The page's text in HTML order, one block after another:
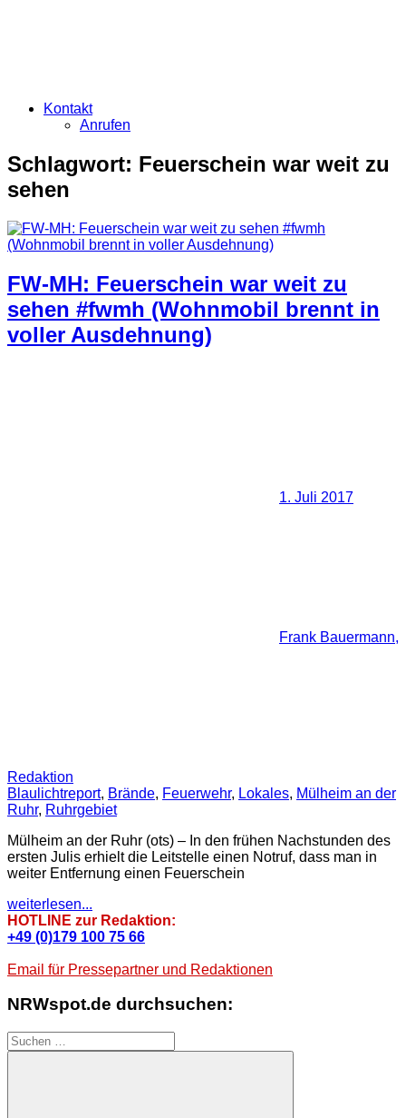
Kontakt
Anrufen
Schlagwort: Feuerschein war weit zu
sehen
FW-MH: Feuerschein war weit zu
sehen #fwmh (Wohnmobil brennt in
voller Ausdehnung)
1. Juli 2017
Frank Bauermann,
Redaktion
Blaulichtreport, Brände, Feuerwehr, Lokales, Mülheim an der
Ruhr, Ruhrgebiet
Mülheim an der Ruhr (ots) – In den frühen Nachstunden des
ersten Julis erhielt die Leitstelle einen Notruf, dass man in
weiter Entfernung einen Feuerschein
weiterlesen...
HOTLINE zur Redaktion:
+49 (0)179 100 75 66
Email für Pressepartner und Redaktionen
NRWspot.de durchsuchen:
Suchen
nach: